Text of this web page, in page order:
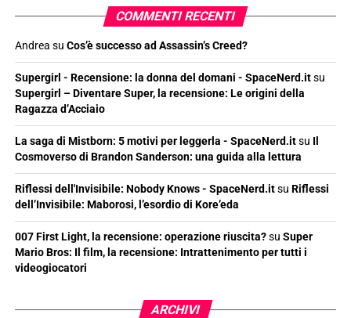
COMMENTI RECENTI
Andrea su Cos’è successo ad Assassin’s Creed?
Supergirl - Recensione: la donna del domani - SpaceNerd.itsu
Supergirl – Diventare Super, la recensione: Le origini della
Ragazza d’Acciaio
La saga di Mistborn: 5 motivi per leggerla - SpaceNerd.itsu Il
Cosmoverso di Brandon Sanderson: una guida alla lettura
Riflessi dell'Invisibile: Nobody Knows - SpaceNerd.itsu Riflessi
dell’Invisibile: Maborosi, l’esordio di Kore’eda
007 First Light, la recensione: operazione riuscita?su Super
Mario Bros: Il film, la recensione: Intrattenimento per tutti i
videogiocatori
ARCHIVI